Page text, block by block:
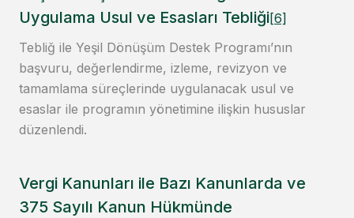
Uygulama Usul ve Esasları Tebliği[6]
Tebliğ ile Yeşil Dönüşüm Destek Programı’nın
başvuru, değerlendirme, izleme, revizyon ve
tamamlama süreçlerinde uygulanacak usul ve
esaslar ile programın yönetimine ilişkin hususlar
düzenlendi.
Vergi Kanunları ile Bazı Kanunlarda ve
375 Sayılı Kanun Hükmünde